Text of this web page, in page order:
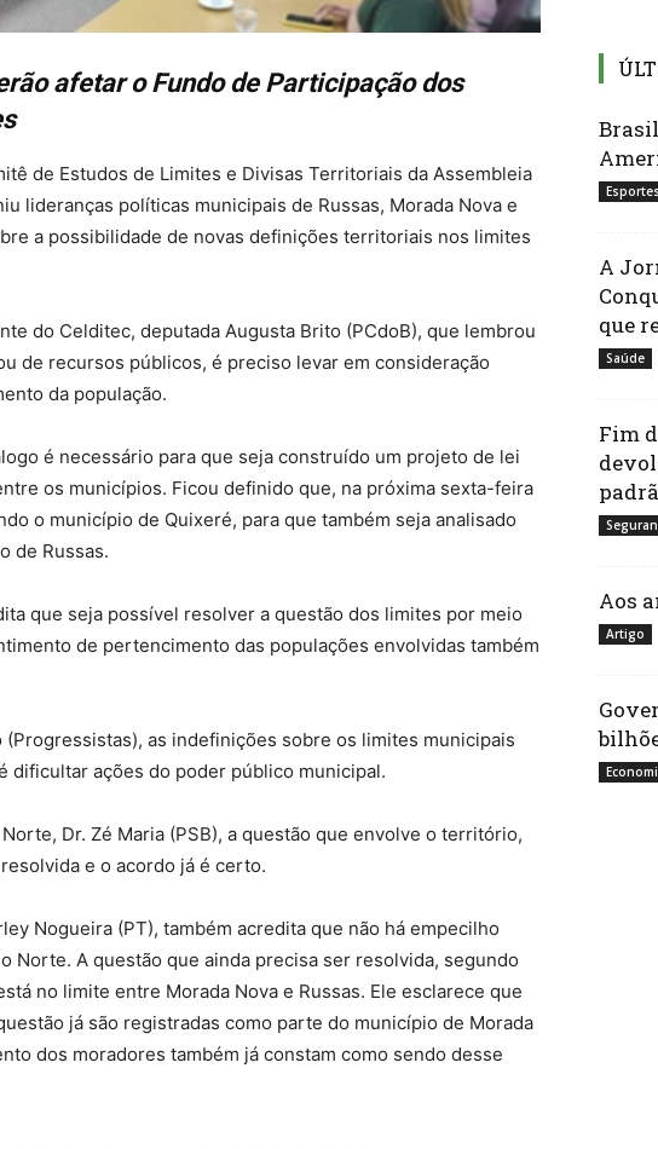
afetar o Fundo de Participação dos
de Estudos de Limites e Divisas Territoriais da Assembleia
lideranças políticas municipais de Russas, Morada Nova e
a possibilidade de novas definições territoriais nos limites
do Celditec, deputada Augusta Brito (PCdoB), que lembrou
de recursos públicos, é preciso levar em consideração
da população.
é necessário para que seja construído um projeto de lei
os municípios. Ficou definido que, na próxima sexta-feira
o município de Quixeré, para que também seja analisado
de Russas.
que seja possível resolver a questão dos limites por meio
de pertencimento das populações envolvidas também
as indefinições sobre os limites municipais
dificultar ações do poder público municipal.
Dr. Zé Maria (PSB), a questão que envolve o território,
e o acordo já é certo.
Nogueira (PT), também acredita que não há empecilho
Norte. A questão que ainda precisa ser resolvida, segundo
no limite entre Morada Nova e Russas. Ele esclarece que
já são registradas como parte do município de Morada
dos moradores também já constam como sendo desse
Esportes
A
que
Saúde
Fim
Aos
Artigo